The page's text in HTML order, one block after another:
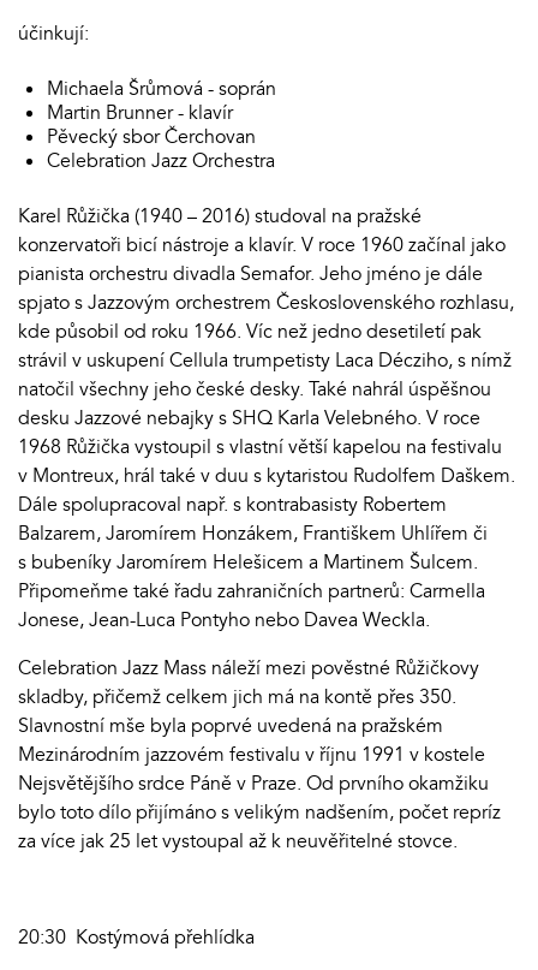
účinkují:
Michaela Šrůmová - soprán
Martin Brunner - klavír
Pěvecký sbor Čerchovan
Celebration Jazz Orchestra
Karel Růžička (1940 – 2016) studoval na pražské
konzervatoři bicí nástroje a klavír. V roce 1960 začínal jako
pianista orchestru divadla Semafor. Jeho jméno je dále
spjato s Jazzovým orchestrem Československého rozhlasu,
kde působil od roku 1966. Víc než jedno desetiletí pak
strávil v uskupení Cellula trumpetisty Laca Décziho, s nímž
natočil všechny jeho české desky. Také nahrál úspěšnou
desku Jazzové nebajky s SHQ Karla Velebného. V roce
1968 Růžička vystoupil s vlastní větší kapelou na festivalu
v Montreux, hrál také v duu s kytaristou Rudolfem Daškem.
Dále spolupracoval např. s kontrabasisty Robertem
Balzarem, Jaromírem Honzákem, Františkem Uhlířem či
s bubeníky Jaromírem Helešicem a Martinem Šulcem.
Připomeňme také řadu zahraničních partnerů: Carmella
Jonese, Jean-Luca Pontyho nebo Davea Weckla.
Celebration Jazz Mass náleží mezi pověstné Růžičkovy
skladby, přičemž celkem jich má na kontě přes 350.
Slavnostní mše byla poprvé uvedená na pražském
Mezinárodním jazzovém festivalu v říjnu 1991 v kostele
Nejsvětějšího srdce Páně v Praze. Od prvního okamžiku
bylo toto dílo přijímáno s velikým nadšením, počet repríz
za více jak 25 let vystoupal až k neuvěřitelné stovce.
20:30 Kostýmová přehlídka